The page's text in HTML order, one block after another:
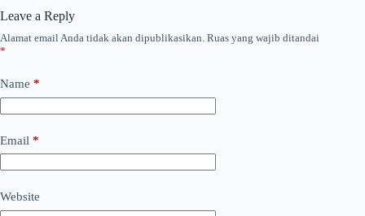
Leave a Reply
Alamat email Anda tidak akan dipublikasikan. Ruas yang wajib ditandai
*
Name *
Email *
Website